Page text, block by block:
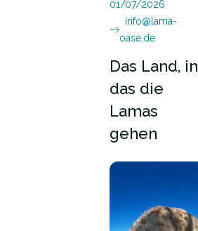
01/07/2026
info@lama-
oase.de
Das Land, in
das die
Lamas
gehen